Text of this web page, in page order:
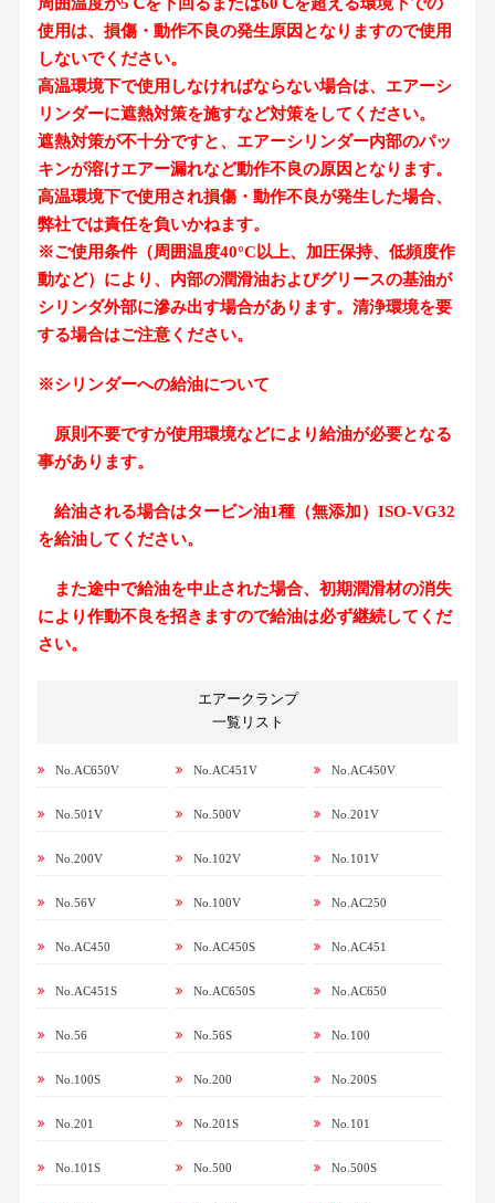
使用は、損傷・動作不良の発生原因となりますので使用
しないでください。
高温環境下で使用しなければならない場合は、エアーシ
リンダーに遮熱対策を施すなど対策をしてください。
遮熱対策が不十分ですと、エアーシリンダー内部のパッ
キンが溶けエアー漏れなど動作不良の原因となります。
高温環境下で使用され損傷・動作不良が発生した場合、
弊社では責任を負いかねます。
※ご使用条件（周囲温度40°C以上、加圧保持、低頻度作
動など）により、内部の潤滑油およびグリースの基油が
シリンダ外部に滲み出す場合があります。清浄環境を要
する場合はご注意ください。
※シリンダーへの給油について
原則不要ですが使用環境などにより給油が必要となる
事があります。
給油される場合はタービン油1種（無添加）ISO-VG32
を給油してください。
また途中で給油を中止された場合、初期潤滑材の消失
により作動不良を招きますので給油は必ず継続してくだ
さい。
エアークランプ
一覧リスト
No.AC650V No.AC451V No.AC450V
No.501V No.500V No.201V
No.200V No.102V No.101V
No.56V No.100V No.AC250
No.AC450 No.AC450S No.AC451
No.AC451S No.AC650S No.AC650
No.56 No.56S No.100
No.100S No.200 No.200S
No.201 No.201S No.101
No.101S No.500 No.500S